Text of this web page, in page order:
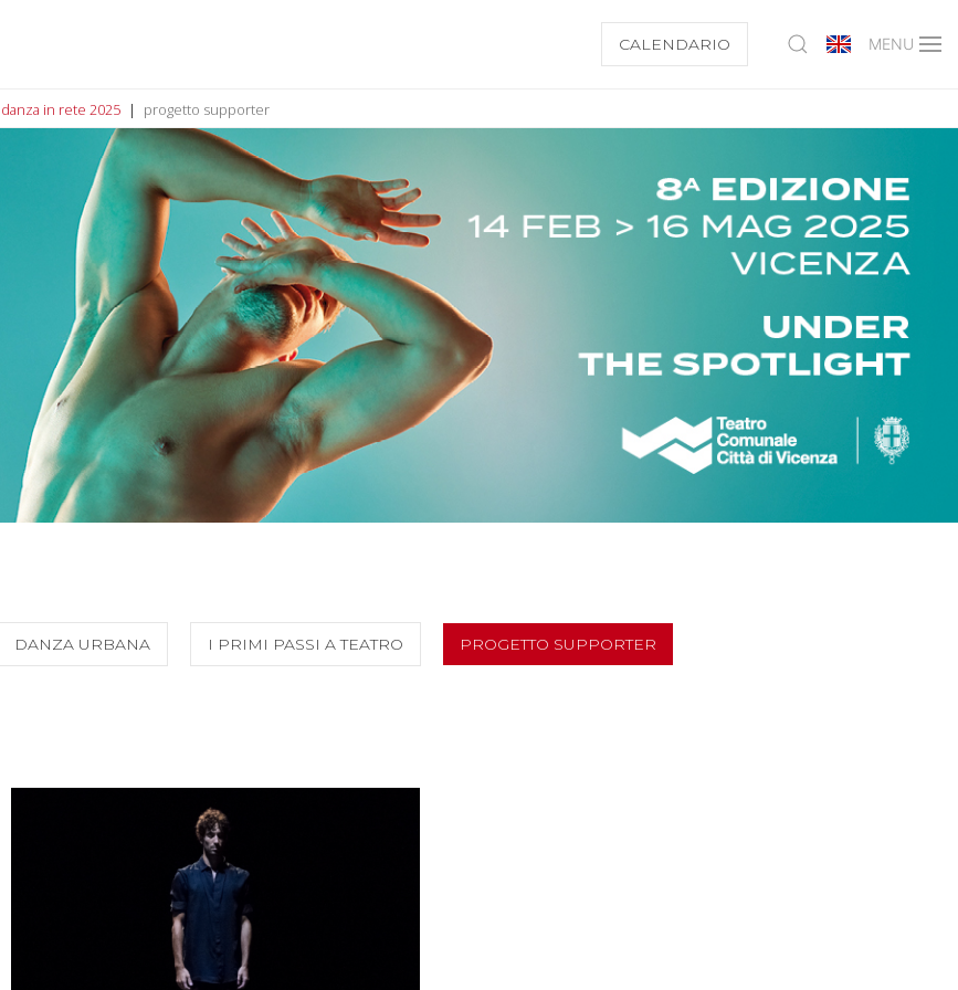
CALENDARIO MENU
in rete 2025 progetto supporter
DANZA URBANA I PRIMI PASSI A TEATRO PROGETTO SUPPORTER
MORE